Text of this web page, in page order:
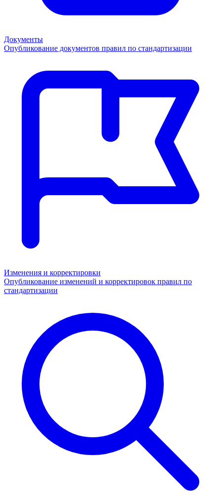
Документы
Опубликование документов правил по стандартизации
Изменения и корректировки
Опубликование изменений и корректировок правил по
стандартизации